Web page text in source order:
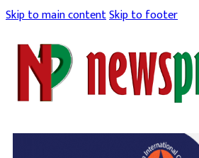
Skip to main contentSkip to footer